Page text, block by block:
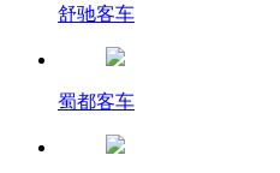
舒驰客车
蜀都客车